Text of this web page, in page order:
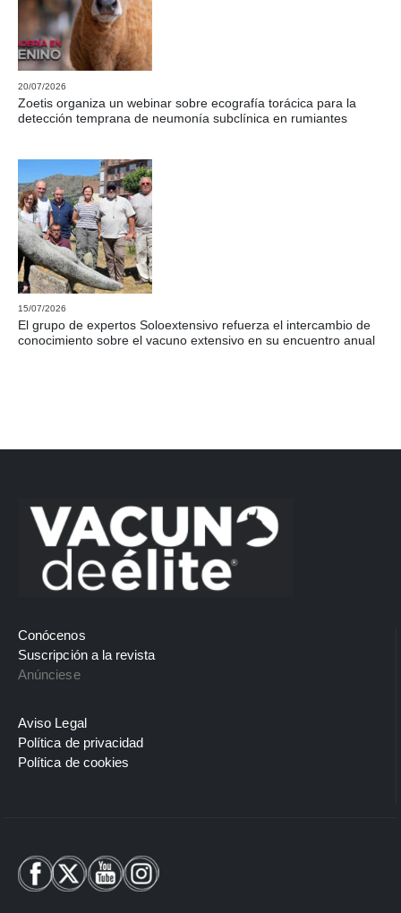
20/07/2026
Zoetis organiza un webinar sobre ecografía torácica para la
detección temprana de neumonía subclínica en rumiantes
15/07/2026
El grupo de expertos Soloextensivo refuerza el intercambio de
conocimiento sobre el vacuno extensivo en su encuentro anual
Conócenos
Suscripción a la revista
Anúnciese
Aviso Legal
Política de privacidad
Política de cookies